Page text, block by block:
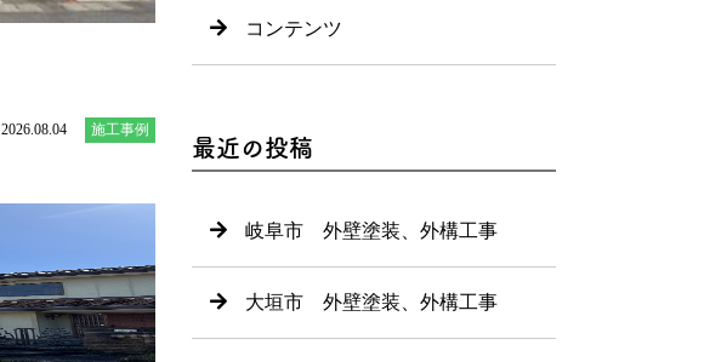
2026.08.04 施工事例
コンテンツ
最近の投稿
岐阜市 外壁塗装、外構工事
大垣市 外壁塗装、外構工事